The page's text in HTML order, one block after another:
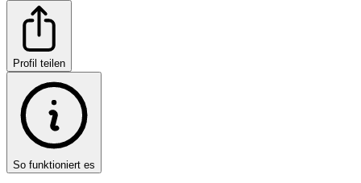
Profil teilen
So funktioniert es